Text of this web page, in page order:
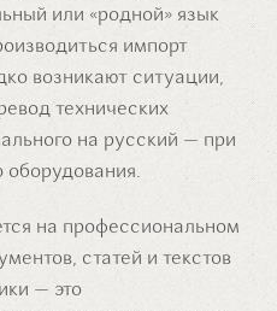
или «родной» язык
импорт
возникают ситуации,
технических
на русский — при
оборудования.
на профессиональном
статей и текстов
— это